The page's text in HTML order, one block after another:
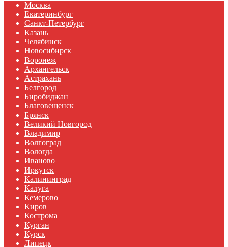
Москва
Екатеринбург
Санкт-Петербург
Казань
Челябинск
Новосибирск
Воронеж
Архангельск
Астрахань
Белгород
Биробиджан
Благовещенск
Брянск
Великий Новгород
Владимир
Волгоград
Вологда
Иваново
Иркутск
Калининград
Калуга
Кемерово
Киров
Кострома
Курган
Курск
Липецк